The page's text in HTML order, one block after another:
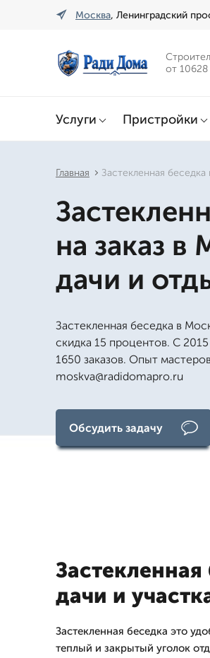
Москва, Ленинградский
от
Услуги Пристройки
Главная Застекленная
на заказ в
дачи и
Застекленная беседка в
скидка 15 процентов. С
1650 заказов. Опыт
moskva@radidomapro.ru
Обсудить задачу
дачи и
Застекленная беседка это
теплый и закрытый уголок